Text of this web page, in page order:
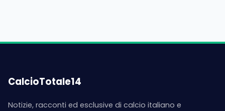
CalcioTotale14
Notizie, racconti ed esclusive di calcio italiano e